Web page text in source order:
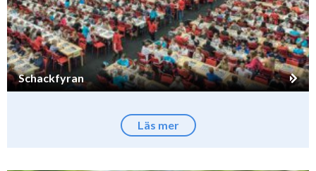
Schackfyran
Läs mer